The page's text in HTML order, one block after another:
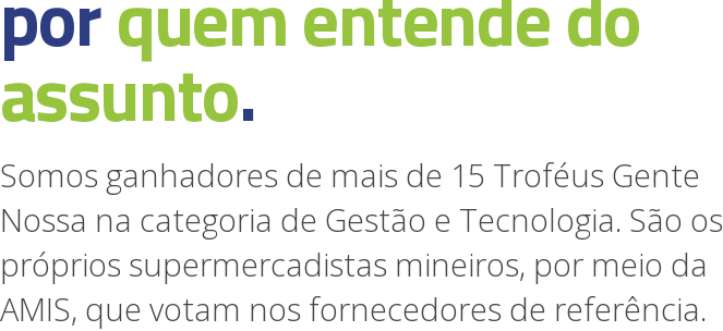
assunto.
Somos ganhadores de mais de 15 Troféus Gente
Nossa na categoria de Gestão e Tecnologia. São os
próprios supermercadistas mineiros, por meio da
AMIS, que votam nos fornecedores de referência.